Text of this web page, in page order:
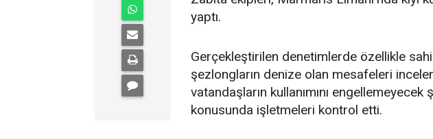
yaptı.
Gerçekleştirilen denetimlerde özellikle
şezlongların denize olan mesafeleri
vatandaşların kullanımını
konusunda işletmeleri kontrol etti.